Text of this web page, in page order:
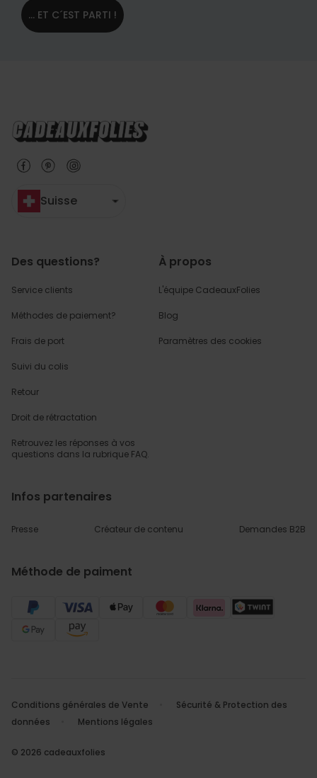
... ET C´EST PARTI !
Suisse
Des questions?
Service clients
Méthodes de paiement?
Frais de port
Suivi du colis
Retour
Droit de rétractation
Retrouvez les réponses à vos
questions dans la rubrique FAQ.
À propos
L'équipe CadeauxFolies
Blog
Paramètres des cookies
Infos partenaires
Presse Créateur de contenu Demandes B2B
Méthode de paiment
Conditions générales de Vente
Sécurité & Protection des
données
Mentions légales
© 2026 cadeauxfolies